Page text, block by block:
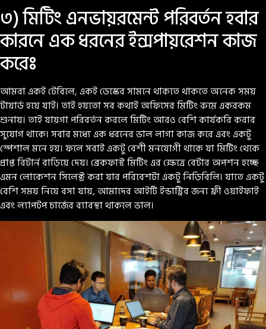
৩) মিটিং এনভায়রমেন্ট পরিবর্তন হবার
কারনে এক ধরনের ইন্সপায়রেশন কাজ
করেঃ
আমরা একই টেবিলে, একই ডেস্কের সামনে থাকতে থাকতে অনেক সময়
টায়ার্ড হয়ে যাই। তাই হয়তো সব কথাই অফিসের মিটিং রুমে একরকম
শুনায়। তাই যায়গা পরিবর্তন করলে মিটিং আরও বেশি কার্যকরি করার
সুযোগ থাকে। সবার মধ্যে এক ধরনের ভাল লাগা কাজ করে এবং একটু
স্পেশাল মনে হয়। ফলে সবাই একটু বেশী মনযোগী থাকে যা মিটিং থেকে
প্রাপ্ত রিটার্ন বাড়িয়ে দেয়। ব্রেকফাস্ট মিটিং এর ক্ষেত্রে বেটার অপশন হচ্ছে
এমন লোকেশন সিলেক্ট করা যার পরিবেশটা একটু নিড়িবিলি। যাতে একটু
বেশি সময় নিয়ে বসা যায়, আমাদের আইটি ইন্ডাস্ট্রির জন্য ফ্রী ওয়াইফাই
এবং ল্যাপটপ চার্জের ব্যাবস্থা থাকলে ভাল।